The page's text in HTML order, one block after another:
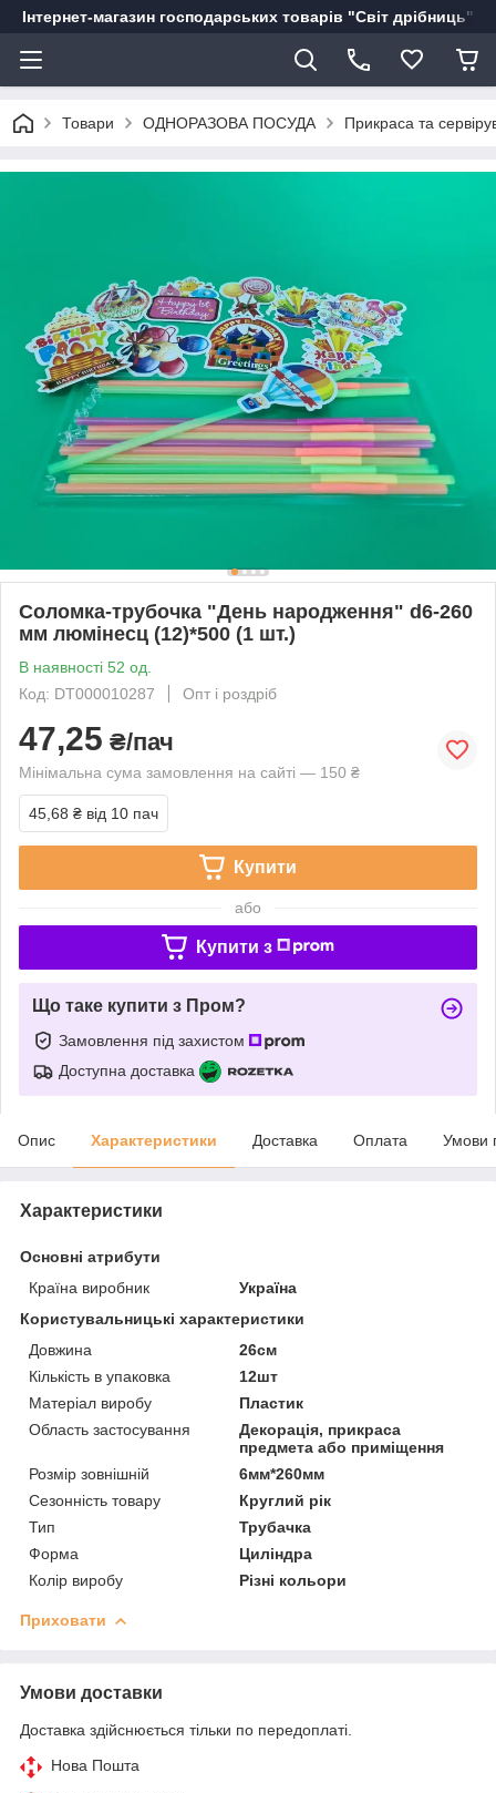
Інтернет-магазин господарських товарів "Світ дрібниць"
Товари ОДНОРАЗОВА ПОСУДА Прикраса та
Соломка-трубочка "День народження" d6-260
мм люмінесц (12)*500 (1 шт.)
В наявності 52 од.
Код: DT000010287
Опт і роздріб
47,25 ₴/пач
Мінімальна сума замовлення на сайті — 150 ₴
45,68 ₴ від 10 пач
Купити
або
Купити з
Що таке купити з Пром?
Замовлення під захистом
Доступна доставка
Опис Характеристики Доставка Оплата Умови
Характеристики
Основні атрибути
Країна виробник
Україна
Користувальницькі характеристики
Довжина
26см
Кількість в упаковка
12шт
Матеріал виробу
Пластик
Область застосування
Декорація, прикраса
предмета або приміщення
Розмір зовнішній
6мм*260мм
Сезонність товару
Круглий рік
Тип
Трубачка
Форма
Циліндра
Колір виробу
Різні кольори
Приховати
Умови доставки
Доставка здійснюється тільки по передоплаті.
Нова Пошта